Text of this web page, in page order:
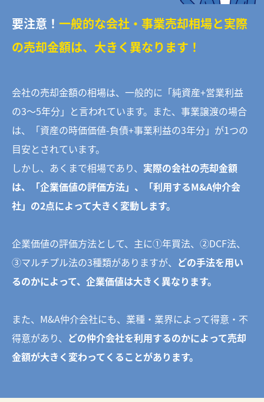
要注意！ 一般的な会社・事業売却相場と実際
の売却金額は、大きく異なります！
会社の売却金額の相場は、一般的に「純資産+営業利益
の3〜5年分」と言われています。また、事業譲渡の場合
は、「資産の時価価値-負債+事業利益の3年分」が1つの
目安とされています。
しかし、あくまで相場であり、 実際の会社の売却金額
は、「企業価値の評価方法」、「利用するM&A仲介会
社」の2点によって大きく変動します。
企業価値の評価方法として、主に①年買法、②DCF法、
③マルチプル法の3種類がありますが、 どの手法を用い
るのかによって、企業価値は大きく異なります。
また、M&A仲介会社にも、業種・業界によって得意・不
得意があり、 どの仲介会社を利用するのかによって売却
金額が大きく変わってくることがあります。